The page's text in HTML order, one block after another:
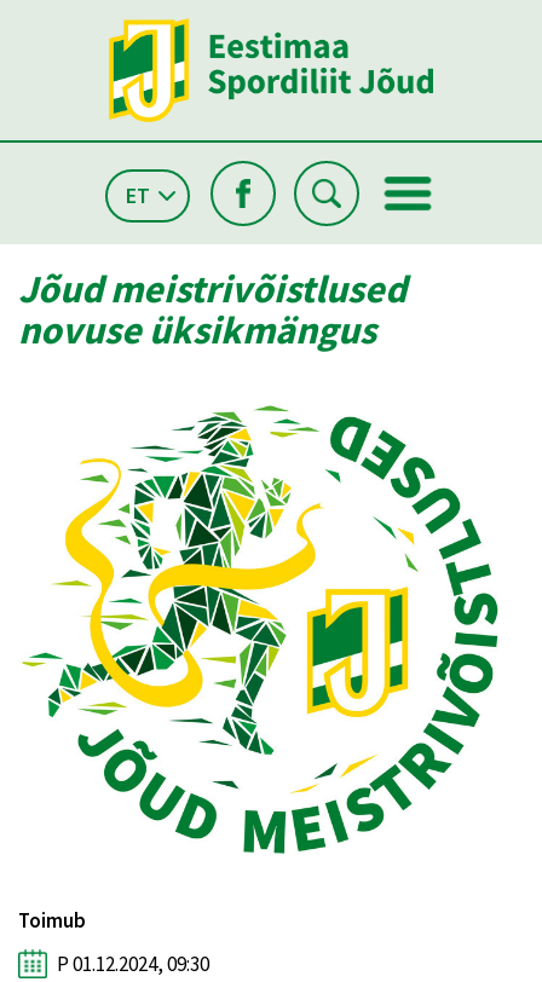
ET
Jõud meistrivõistlused
novuse üksikmängus
Toimub
P 01.12.2024, 09:30